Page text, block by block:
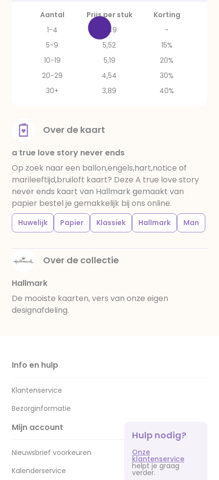
Aantal Prijs per stuk
Korting
1-4
6,49
-
5-9
5,52
15%
10-19
5,19
20%
20-29
4,54
30%
30+
3,89 40%
Over de kaart
a true love story never ends
Op zoek naar een ballon,engels,hart,notice of
marileeftijd,bruiloft kaart? Deze A true love story
never ends kaart van Hallmark gemaakt van
papier bestel je gemakkelijk bij ons online.
Huwelijk Papier Klassiek Hallmark Man
Over de collectie
Hallmark
De mooiste kaarten, vers van onze eigen
designafdeling.
Info en hulp
Klantenservice
Bezorginformatie
Mijn account
Nieuwsbrief voorkeuren
Kalenderservice
Hulp nodig?
Onze
klantenservice
helpt je graag
verder.